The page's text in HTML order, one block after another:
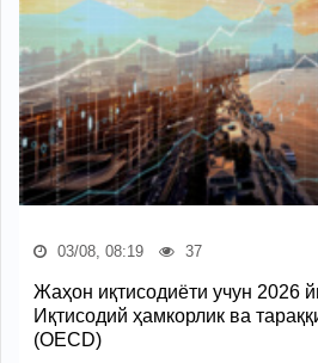
03/08, 08:19 37
Жаҳон иқтисодиёти учун 2026
Иқтисодий ҳамкорлик ва
(OECD)